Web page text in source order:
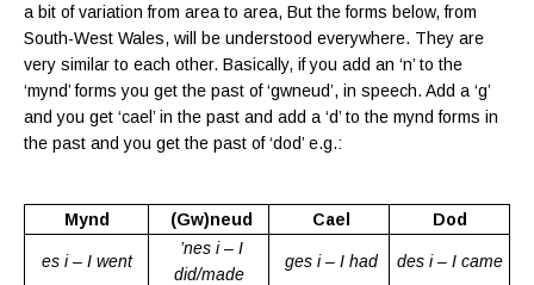
a bit of variation from area to area, But the forms below, from
South-West Wales, will be understood everywhere. They are
very similar to each other. Basically, if you add an ‘n’ to the
‘mynd’ forms you get the past of ‘gwneud’, in speech. Add a ‘g’
and you get ‘cael’ in the past and add a ‘d’ to the mynd forms in
the past and you get the past of ‘dod’ e.g.:
Mynd (Gw)neud Cael Dod
es i – I went
’nes i – I
did/made
ges i – I had des i – I came